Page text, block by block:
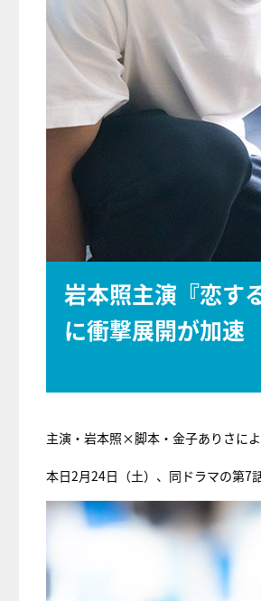
岩本照主演『恋す
に衝撃展開が加速
主演・岩本照×脚本・金子ありさに
本日2月24日（土）、同ドラマの第7